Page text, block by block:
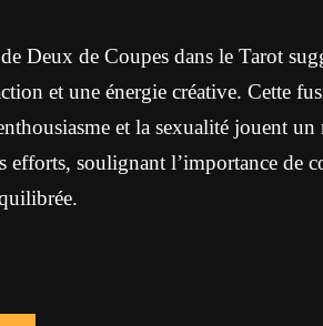
Deux de Coupes dans le Tarot
et une énergie créative. Cette
et la sexualité jouent
soulignant l’importance de